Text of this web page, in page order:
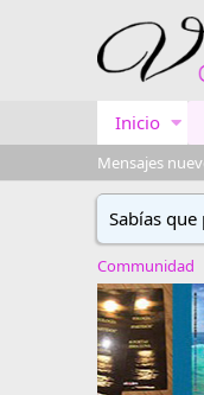
Inicio
Mensajes
Sabías
Communidad